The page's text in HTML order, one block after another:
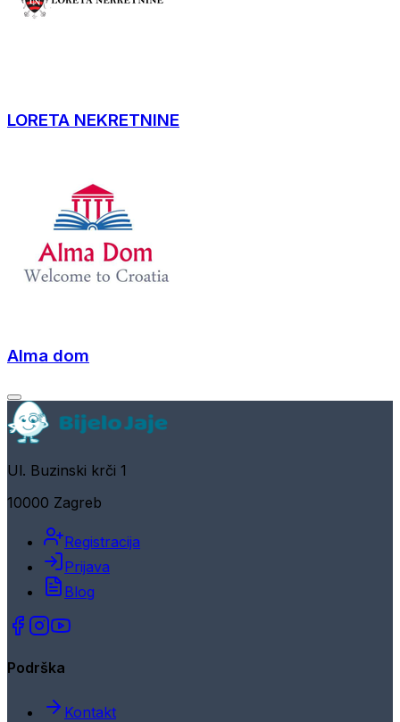
LORETA NEKRETNINE
Alma dom
Ul. Buzinski krči 1
10000 Zagreb
Registracija
Prijava
Blog
Podrška
Kontakt